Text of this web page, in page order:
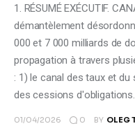
1. RÉSUMÉ EXÉCUTIF.
démantèlement
000 et 7 000 milliards de
propagation à travers
: 1) le canal des taux et
des cessions
01/04/2026 0 BY OLEG